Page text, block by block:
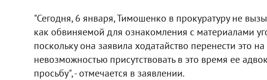
"Сегодня, 6 января, Тимошенко в прокуратуру не
как обвиняемой для ознакомления с материалами
поскольку она заявила ходатайство перенести это
невозможностью присутствовать в это время ее
просьбу", - отмечается в заявлении.